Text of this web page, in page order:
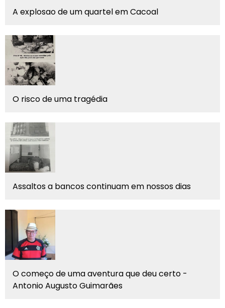
A explosao de um quartel em Cacoal
O risco de uma tragédia
Assaltos a bancos continuam em nossos dias
O começo de uma aventura que deu certo -
Antonio Augusto Guimarães